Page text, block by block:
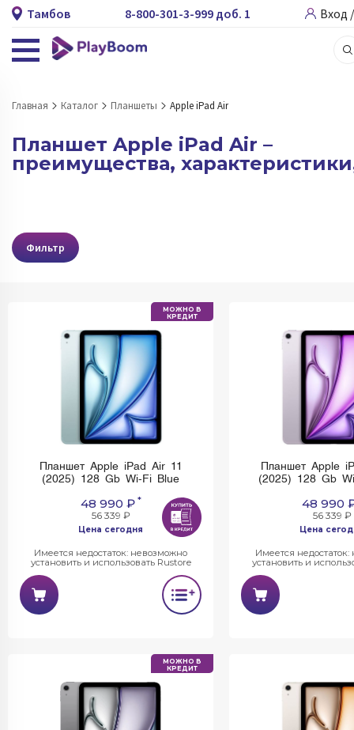
Тамбов 8-800-301-3-999 доб. 1 Вход
Главная Каталог Планшеты Apple iPad Air
Планшет Apple iPad Air –
преимущества,
Фильтр
МОЖНО В
КРЕДИТ
Планшет Apple iPad Air 11
(2025) 128 Gb Wi-Fi Blue
48 990 ₽*
56 339 ₽
Цена сегодня
Имеется недостаток: невозможно
установить и использовать Rustore
Планшет Apple
(2025) 128 Gb
48 990
56 339 ₽
Цена
Имеется
установить и
МОЖНО В
КРЕДИТ